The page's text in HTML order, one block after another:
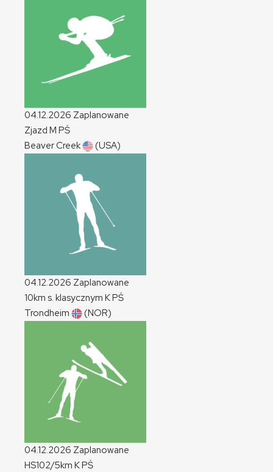
04.12.2026 Zaplanowane
Zjazd M PŚ
Beaver Creek
(USA)
04.12.2026 Zaplanowane
10km s. klasycznym KPŚ
Trondheim
(NOR)
04.12.2026 Zaplanowane
HS102/5km KPŚ